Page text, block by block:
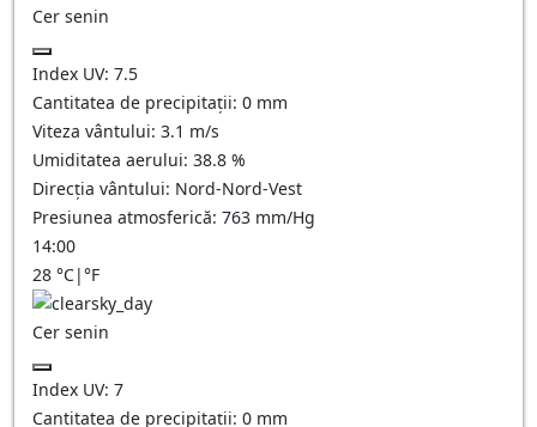
Cer senin
Index UV: 7.5
Cantitatea de precipitații: 0 mm
Viteza vântului: 3.1 m/s
Umiditatea aerului: 38.8 %
Direcția vântului: Nord-Nord-Vest
Presiunea atmosferică: 763 mm/Hg
14:00
28 °C|°F
Cer senin
Index UV: 7
Cantitatea de precipitații: 0 mm